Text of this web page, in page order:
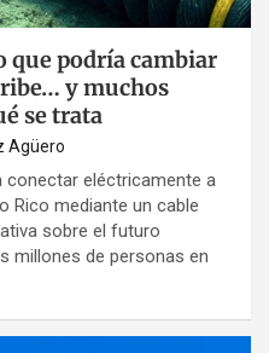
que podría cambiar
y muchos
se trata
Agüero
eléctricamente a
Rico mediante un cable
sobre el futuro
millones de personas en